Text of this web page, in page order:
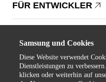
FÜR ENTWICKLER
Samsung und Cookies
Diese Website verwendet
Dienstleistungen zu
klicken oder weiterhin auf